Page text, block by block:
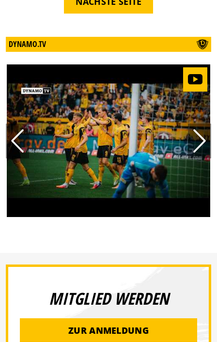
DYNAMO.TV
MITGLIED WERDEN
ZUR ANMELDUNG